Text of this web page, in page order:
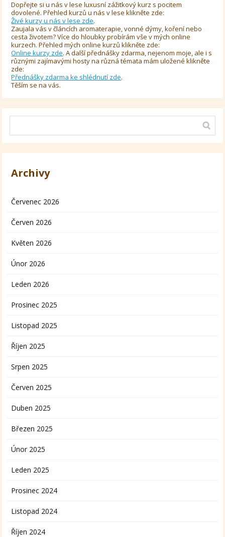
Dopřejte si u nás v lese luxusní zážitkový kurz s pocitem
dovolené. Přehled kurzů u nás v lese klikněte zde:
Živé kurzy u nás v lese zde.
Zaujala vás v článcích aromaterapie, vonné dýmy, koření nebo
cesta životem? Více do hloubky probírám vše v mých online
kurzech. Přehled mých online kurzů klikněte zde:
Online kurzy zde. A další přednášky zdarma, nejenom moje, ale i s
různými zajímavými hosty na různá témata mám uložené klikněte
zde:
Přednášky zdarma ke shlédnutí zde.
Těším se na vás.
Archivy
Červenec 2026
Červen 2026
Květen 2026
Únor 2026
Leden 2026
Prosinec 2025
Listopad 2025
Říjen 2025
Srpen 2025
Červen 2025
Duben 2025
Březen 2025
Únor 2025
Leden 2025
Prosinec 2024
Listopad 2024
Říjen 2024